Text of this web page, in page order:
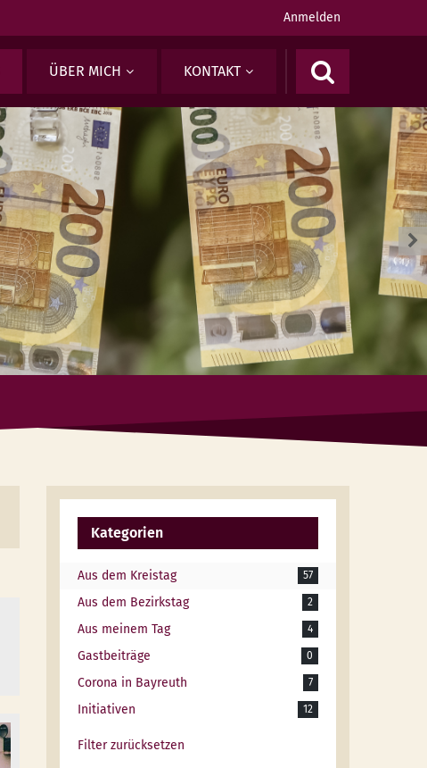
Anmelden
ÜBER MICH KONTAKT
Kategorien
Aus dem Kreistag 57
Aus dem Bezirkstag 2
Aus meinem Tag 4
Gastbeiträge 0
Corona in Bayreuth 7
Initiativen 12
Filter zurücksetzen